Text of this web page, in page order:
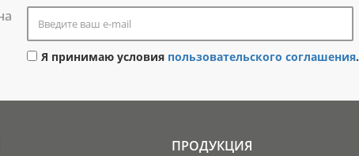
Я принимаю условия пользовательского соглашения.
ПРОДУКЦИЯ